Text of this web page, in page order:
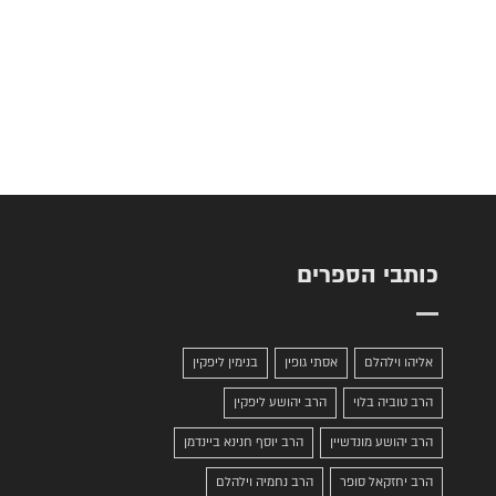
כותבי הספרים
אליהו וילהלם אסתי גופין בנימין ליפקין
הרב טוביה בלוי הרב יהושע ליפקין
הרב יהושע מונדשיין הרב יוסף חנינא ביינדמן
הרב יחזקאל סופר הרב נחמיה וילהלם